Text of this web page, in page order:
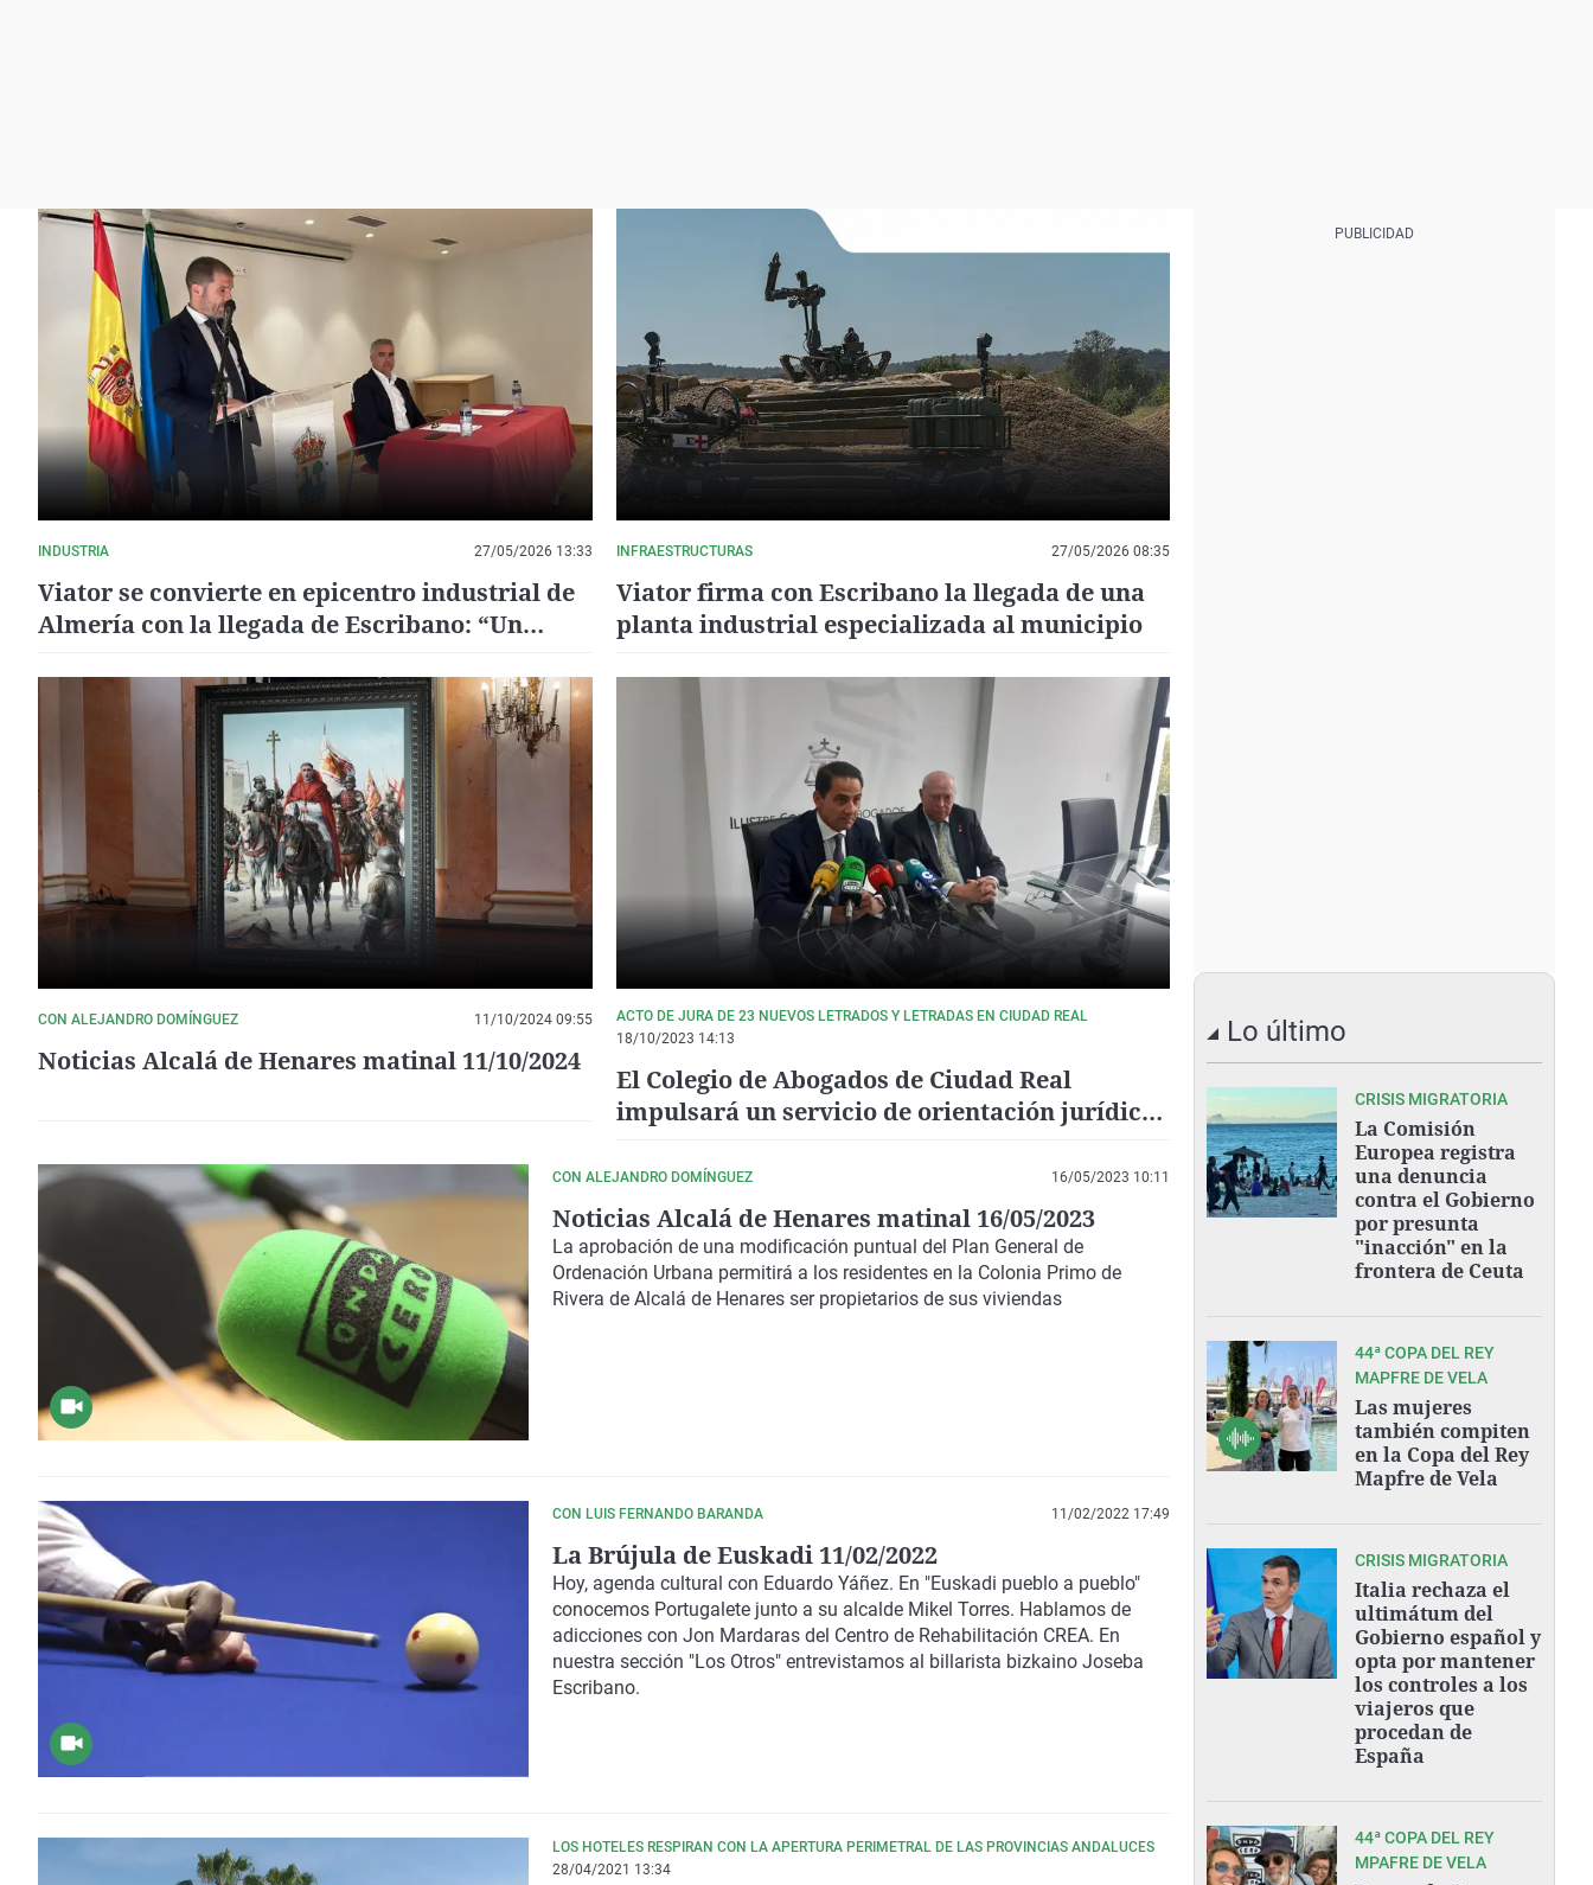
INDUSTRIA 27/05/2026 13:33
Viator se convierte en epicentro industrial de
Almería con la llegada de Escribano: “Un
después”
INFRAESTRUCTURAS 27/05/2026 08:35
Viator firma con Escribano la llegada de una
planta industrial especializada al municipio
CON ALEJANDRO DOMÍNGUEZ 11/10/2024 09:55
Noticias Alcalá de Henares matinal 11/10/2024
ACTO DE JURA DE 23 NUEVOS LETRADOS Y LETRADAS EN CIUDAD REAL
18/10/2023 14:13
El Colegio de Abogados de Ciudad Real
impulsará un servicio de orientación jurídica
CON ALEJANDRO DOMÍNGUEZ 16/05/2023 10:11
Noticias Alcalá de Henares matinal 16/05/2023
La aprobación de una modificación puntual del Plan General de
Ordenación Urbana permitirá a los residentes en la Colonia Primo de
Rivera de Alcalá de Henares ser propietarios de sus viviendas
CON LUIS FERNANDO BARANDA 11/02/2022 17:49
La Brújula de Euskadi 11/02/2022
Hoy, agenda cultural con Eduardo Yáñez. En "Euskadi pueblo a pueblo"
conocemos Portugalete junto a su alcalde Mikel Torres. Hablamos de
adicciones con Jon Mardaras del Centro de Rehabilitación CREA. En
nuestra sección "Los Otros" entrevistamos al billarista bizkaino Joseba
Escribano.
LOS HOTELES RESPIRAN CON LA APERTURA PERIMETRAL DE LAS PROVINCIAS ANDALUCES
28/04/2021 13:34
Lo último
CRISIS MIGRATORIA
La Comisión
Europea registra
una denuncia
contra el Gobierno
por presunta
"inacción" en la
frontera de Ceuta
44ª COPA DEL REY
MAPFRE DE VELA
Las mujeres
también compiten
en la Copa del Rey
Mapfre de Vela
CRISIS MIGRATORIA
Italia rechaza el
ultimátum del
Gobierno español y
opta por mantener
los controles a los
viajeros que
procedan de
España
44ª COPA DEL REY
MPAFRE DE VELA